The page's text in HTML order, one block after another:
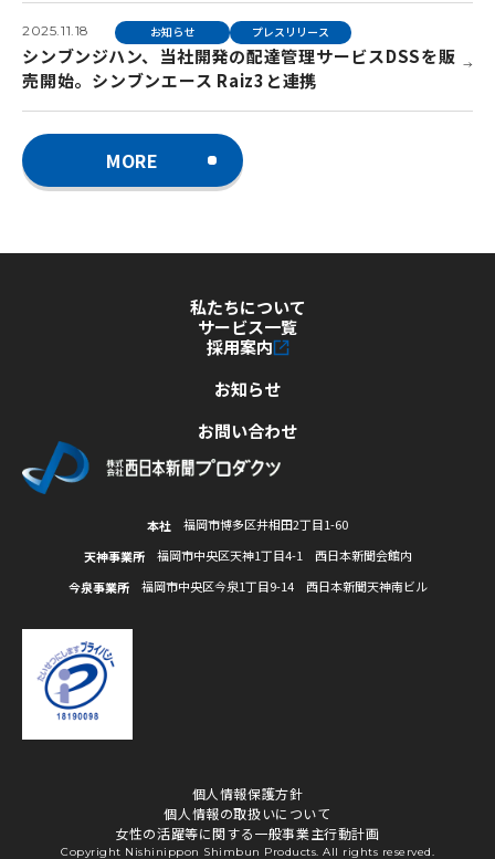
2025.11.18 お知らせ プレスリリース
シンブンジハン、当社開発の配達管理サービスDSSを販
売開始。シンブンエース Raiz3と連携
MORE
本社 福岡市博多区井相田2丁目1-60
天神事業所 福岡市中央区天神1丁目4-1 西日本新聞会館内
今泉事業所 福岡市中央区今泉1丁目9-14 西日本新聞天神南ビル
私たちについて
サービス一覧
採用案内
お知らせ
お問い合わせ
Copyright Nishinippon Shimbun Products. All rights reserved.
個人情報保護方針
個人情報の取扱いについて
女性の活躍等に関する一般事業主行動計画